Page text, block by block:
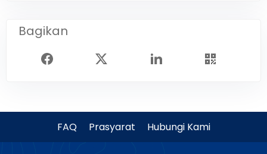
Bagikan
FAQ Prasyarat Hubungi Kami